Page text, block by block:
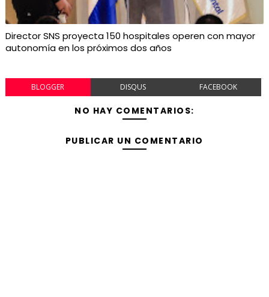
Director SNS proyecta 150 hospitales operen con mayor
autonomía en los próximos dos años
BLOGGER DISQUS FACEBOOK
NO HAY COMENTARIOS:
PUBLICAR UN COMENTARIO